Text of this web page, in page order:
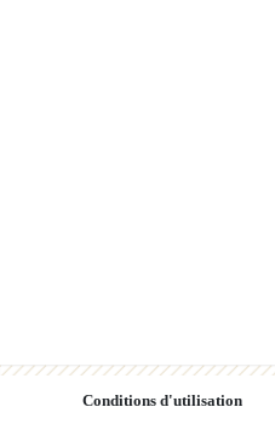
Conditions d'utilisation